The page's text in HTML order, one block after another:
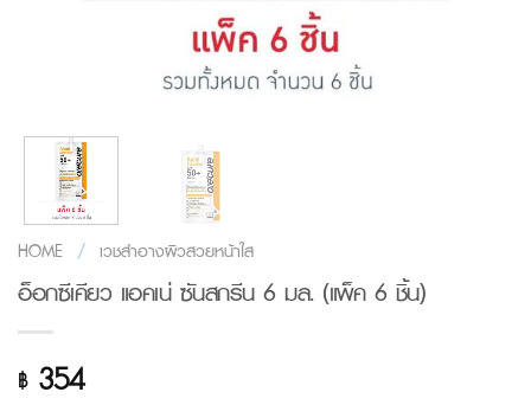
HOME / เวชสำอางผิวสวยหน้าใส
อ็อกซีเคียว แอคเน่ ซันสกรีน 6 มล. (แพ็ค 6 ชิ้น)
฿354